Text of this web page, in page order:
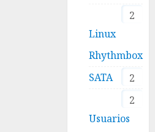
2
Linux
Rhythmbox
2
SATA
2
Usuarios